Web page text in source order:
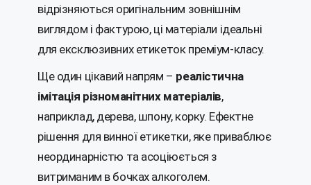
відрізняються оригінальним зовнішнім
виглядом і фактурою, ці матеріали ідеальні
для ексклюзивних етикеток преміум-класу.
Ще один цікавий напрям – реалістична
імітація різноманітних матеріалів,
наприклад, дерева, шпону, корку. Ефектне
рішення для винної етикетки, яке приваблює
неординарністю та асоціюється з
витриманим в бочках алкоголем.